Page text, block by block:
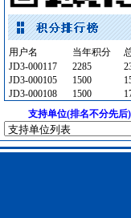
消防火警 [采购中]
变配电 [采购中]
防雷接地
[采购中]
电线电缆
[采购中]
防静电地板 [采购中]
电梯工程
[采购中]
装饰石材 [采购中]
装饰石材 [采购中]
用户名 当年积分
JD3-000117
2285
JD3-000105
1500
JD3-000108
1500
支持单位(排名不分先后)